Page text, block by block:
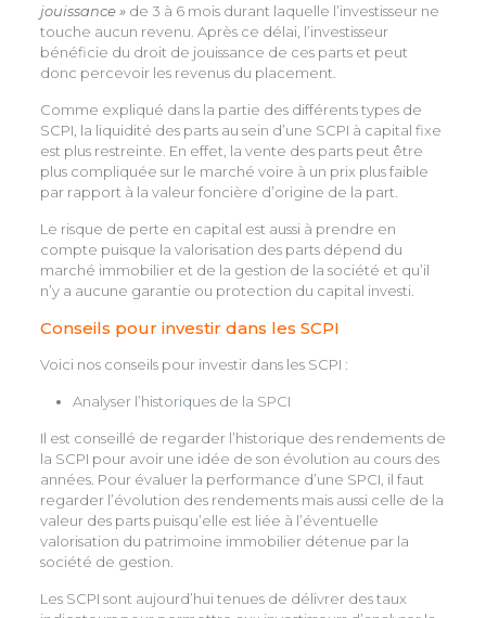
jouissance » de 3 à 6 mois durant laquelle l’investisseur ne
touche aucun revenu. Après ce délai, l’investisseur
bénéficie du droit de jouissance de ces parts et peut
donc percevoir les revenus du placement.
Comme expliqué dans la partie des différents types de
SCPI, la liquidité des parts au sein d’une SCPI à capital fixe
est plus restreinte. En effet, la vente des parts peut être
plus compliquée sur le marché voire à un prix plus faible
par rapport à la valeur foncière d’origine de la part.
Le risque de perte en capital est aussi à prendre en
compte puisque la valorisation des parts dépend du
marché immobilier et de la gestion de la société et qu’il
n’y a aucune garantie ou protection du capital investi.
Conseils pour investir dans les SCPI
Voici nos conseils pour investir dans les SCPI :
Analyser l’historiques de la SPCI
Il est conseillé de regarder l’historique des rendements de
la SCPI pour avoir une idée de son évolution au cours des
années. Pour évaluer la performance d’une SPCI, il faut
regarder l’évolution des rendements mais aussi celle de la
valeur des parts puisqu’elle est liée à l’éventuelle
valorisation du patrimoine immobilier détenue par la
société de gestion.
Les SCPI sont aujourd’hui tenues de délivrer des taux